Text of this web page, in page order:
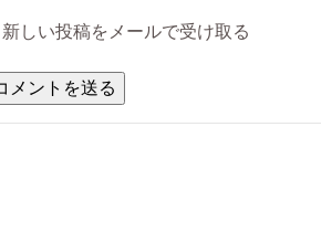
新しい投稿をメールで受け取る